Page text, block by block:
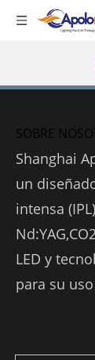
SOBRE
Shanghai
un
intensa
LED y
para su